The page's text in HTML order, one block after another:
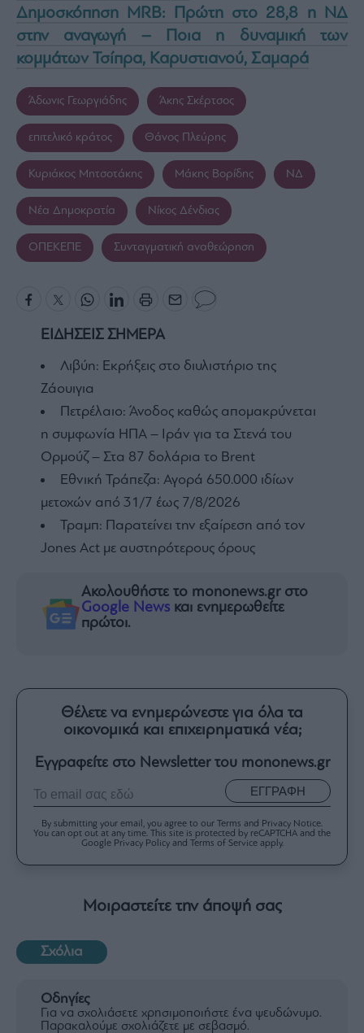
Δημοσκόπηση MRB: Πρώτη στο 28,8 η ΝΔ
στην αναγωγή – Ποια η δυναμική των
κομμάτων Τσίπρα, Καρυστιανού, Σαμαρά
Άδωνις Γεωργιάδης Άκης Σκέρτσος
επιτελικό κράτος Θάνος Πλεύρης
Κυριάκος Μητσοτάκης Μάκης Βορίδης ΝΔ
Νέα Δημοκρατία Νίκος Δένδιας
ΟΠΕΚΕΠΕ Συνταγματική αναθεώρηση
ΕΙΔΗΣΕΙΣ ΣΗΜΕΡΑ
Λιβύη: Εκρήξεις στο διυλιστήριο της
Ζάουιγια
Πετρέλαιο: Άνοδος καθώς απομακρύνεται
η συμφωνία ΗΠΑ – Ιράν για τα Στενά του
Ορμούζ – Στα 87 δολάρια το Brent
Εθνική Τράπεζα: Αγορά 650.000 ιδίων
μετοχών από 31/7 έως 7/8/2026
Τραμπ: Παρατείνει την εξαίρεση από τον
Jones Act με αυστηρότερους όρους
Ακολουθήστε το mononews.gr στο
Google News και ενημερωθείτε
πρώτοι.
Θέλετε να ενημερώνεστε για όλα τα
οικονομικά και επιχειρηματικά νέα;
Εγγραφείτε στο Newsletter του mononews.gr
ΕΓΓΡΑΦΗ
By submitting your email, you agree to our Terms and Privacy Notice.
You can opt out at any time. This site is protected by reCAPTCHA and the
Google Privacy Policy and Terms of Service apply.
Μοιραστείτε την άποψή σας
Σχόλια
Οδηγίες
Για να σχολιάσετε χρησιμοποιήστε ένα ψευδώνυμο.
Παρακαλούμε σχολιάζετε με σεβασμό.